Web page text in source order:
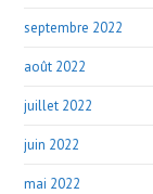
septembre 2022
août 2022
juillet 2022
juin 2022
mai 2022